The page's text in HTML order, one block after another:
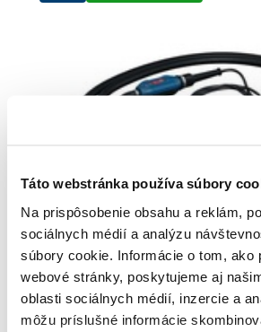
Táto webstránka používa súbory
Na prispôsobenie obsahu a reklám,
sociálnych médií a analýzu
súbory cookie. Informácie o tom, ako
webové stránky, poskytujeme aj
oblasti sociálnych médií, inzercie a
môžu príslušné informácie
BOSCH PRO GDI38-500 -
- 06019P9400